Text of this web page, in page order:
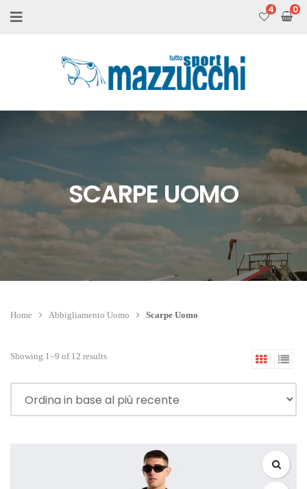
4
SCARPE UOMO
Home Abbigliamento Uomo Scarpe Uomo
Showing 1–9 of 12 results